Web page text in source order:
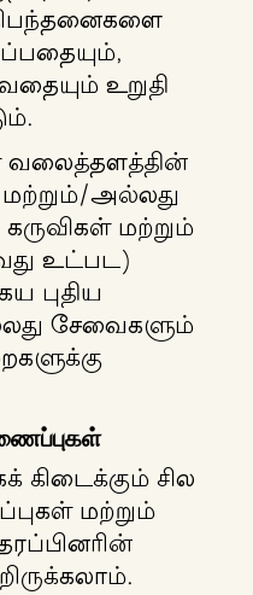
உறுதி
வலைத்தளத்தின்
அல்லது
மற்றும்
உட்பட)
புதிய
சேவைகளும்
சில
மற்றும்